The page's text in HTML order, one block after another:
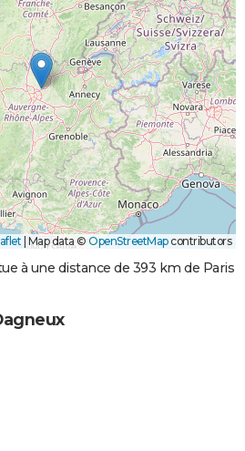
Map data © OpenStreetMapcontributors
à une distance de 393 km de Paris